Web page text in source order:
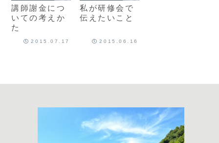
講師謝金につ
いての考えか
た
2015.07.17
私が研修会で
伝えたいこと
2015.06.16